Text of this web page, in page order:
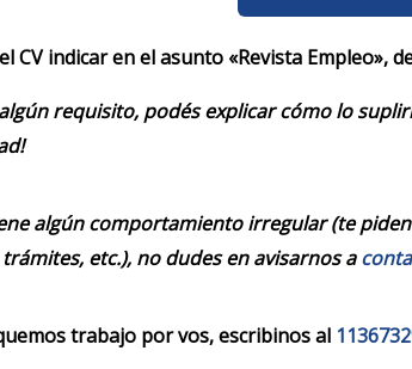
CV indicar en el asunto «Revista Empleo»,
requisito, podés explicar cómo lo
algún comportamiento irregular (te
etc.), no dudes en avisarnos a
trabajo por vos, escribinos al